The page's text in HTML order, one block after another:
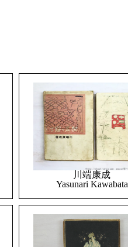
川端康成
Yasunari Kawabata